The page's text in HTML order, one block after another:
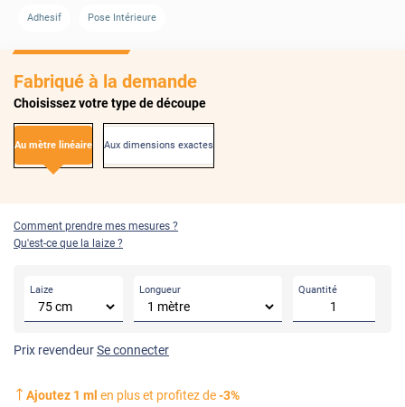
Adhesif Pose Intérieure
Fabriqué à la demande
Choisissez votre type de découpe
Au mètre linéaire Aux dimensions exactes
Comment prendre mes mesures ?
Qu'est-ce que la laize ?
Laize Longueur Quantité
Prix revendeurSe connecter
Ajoutez 1 ml en plus et profitez de-3%